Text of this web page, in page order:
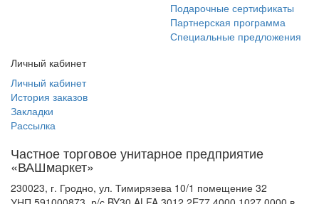
Подарочные сертификаты
Партнерская программа
Специальные предложения
Личный кабинет
Личный кабинет
История заказов
Закладки
Рассылка
Частное торговое унитарное предприятие
«ВАШмаркет»
230023, г. Гродно, ул. Тимирязева 10/1 помещение 32